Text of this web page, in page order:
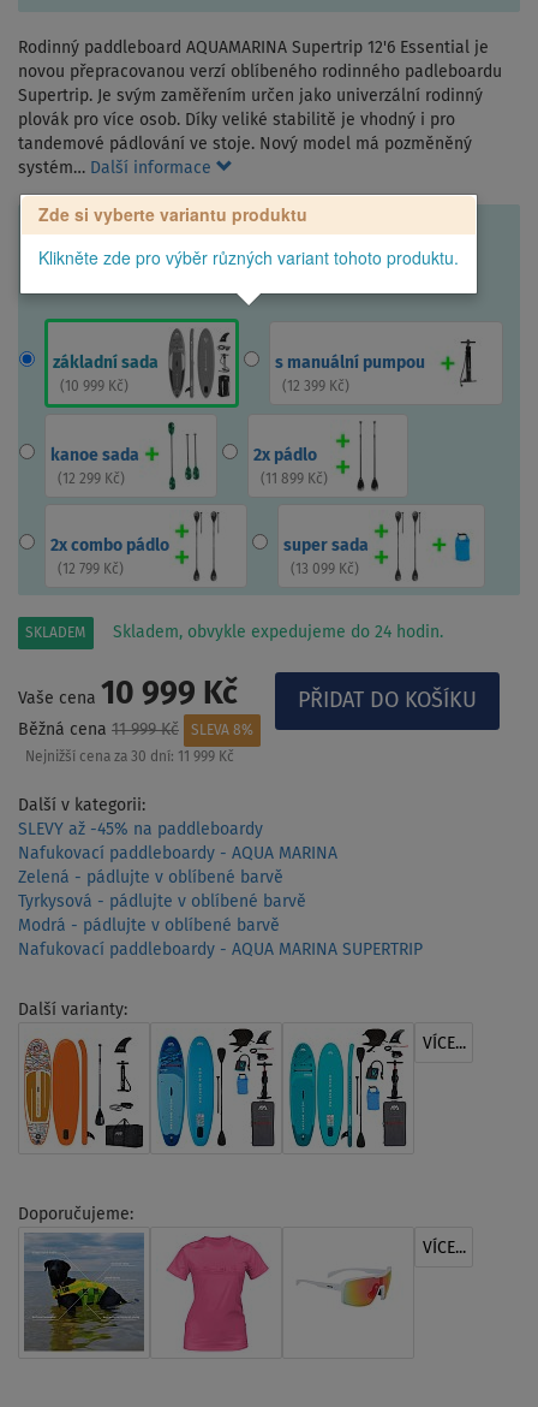
Rodinný paddleboard AQUAMARINA Supertrip 12'6 Essential je
novou přepracovanou verzí oblíbeného rodinného padleboardu
Supertrip. Je svým zaměřením určen jako univerzální rodinný
plovák pro více osob. Díky veliké stabilitě je vhodný i pro
tandemové pádlování ve stoje. Nový model má pozměněný
systém… Další informace
Zde si vyberte variantu produktu
Klikněte zde pro výběr různých variant tohoto produktu.
základní sada
( 10 999 Kč)
s manuální pumpou
( 12 399 Kč)
kanoe sada
( 12 299 Kč)
2x pádlo
( 11 899 Kč)
2x combo pádlo
( 12 799 Kč)
super sada
( 13 099 Kč)
SKLADEM Skladem, obvykle expedujeme do 24 hodin.
Vaše cena 10 999 Kč
Běžná cena 11 999 Kč
SLEVA 8%
Nejnižší cena za 30 dní: 11 999 Kč
Další v kategorii:
SLEVY až -45% na paddleboardy
Nafukovací paddleboardy - AQUA MARINA
Zelená - pádlujte v oblíbené barvě
Tyrkysová - pádlujte v oblíbené barvě
Modrá - pádlujte v oblíbené barvě
Nafukovací paddleboardy - AQUA MARINA SUPERTRIP
Další varianty:
VÍCE...
Doporučujeme:
VÍCE...